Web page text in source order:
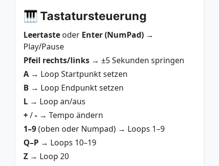
🎹 Tastatursteuerung
Leertaste oder Enter (NumPad) →
Play/Pause
Pfeil rechts/links → ±5 Sekunden springen
A → Loop Startpunkt setzen
B → Loop Endpunkt setzen
L → Loop an/aus
+/- → Tempo ändern
1–9(oben oder Numpad) → Loops 1–9
Q–P → Loops 10–19
Z → Loop 20